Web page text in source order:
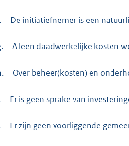
De initiatiefnemer is een
Alleen daadwerkelijke kosten
Over beheer(kosten) en
Er is geen sprake van
Er zijn geen voorliggende